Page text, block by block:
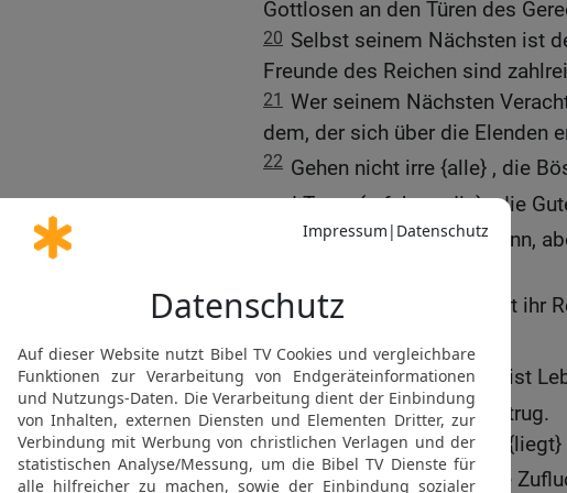
Gottlosen an den Türen des
20 Selbst seinem Nächsten ist
Freunde des Reichen sind
21 Wer seinem Nächsten
dem, der sich über die Elenden
22 Gehen nicht irre {alle} , die
und Treue {erfahren die} , die
Bei jeder Mühe ist Gewinn,
24 Die Krone der Weisen ist ihr
Toren ist {nur} Narrheit
25 Ein wahrhaftiger Zeuge ist
vorbringt[17], ist {lauter} Betrug.
26 In der Furcht des Herrn
seine[18]Kinder haben eine